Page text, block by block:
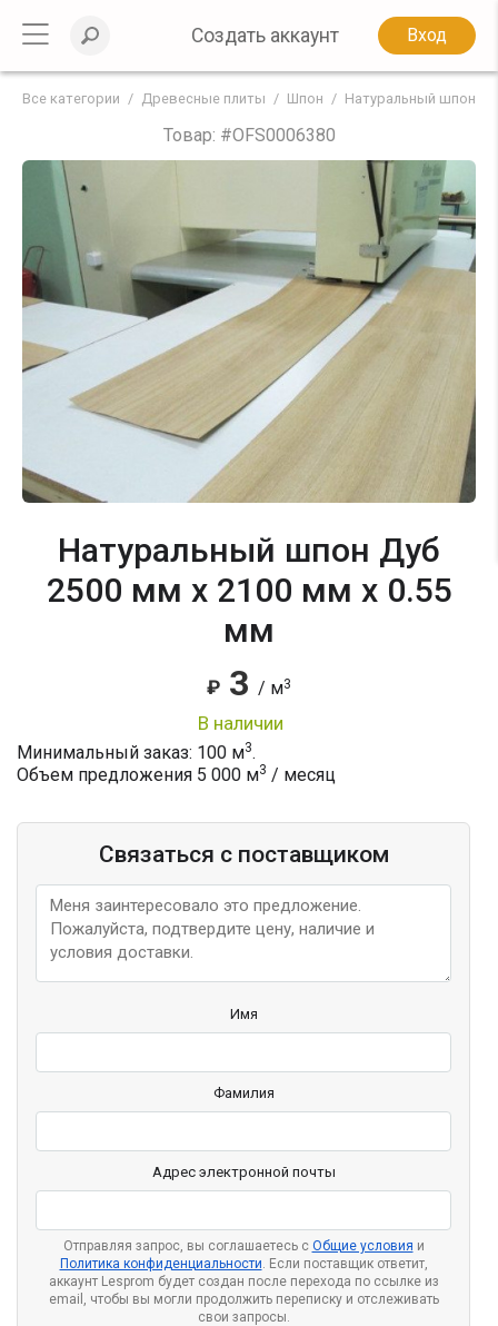
Создать аккаунт Вход
Все категории Древесные плиты Шпон Натуральный шпон
Товар: #OFS0006380
Натуральный шпон Дуб
2500 мм x 2100 мм x 0.55
мм
₽ 3 / м3
в наличии
Минимальный заказ: 100 м3.
Объем предложения 5 000 м3 / месяц
Связаться с поставщиком
Имя
Фамилия
Адрес электронной почты
Отправляя запрос, вы соглашаетесь с Общие условия и
Политика конфиденциальности. Если поставщик ответит,
аккаунт Lesprom будет создан после перехода по ссылке из
email, чтобы вы могли продолжить переписку и отслеживать
свои запросы.